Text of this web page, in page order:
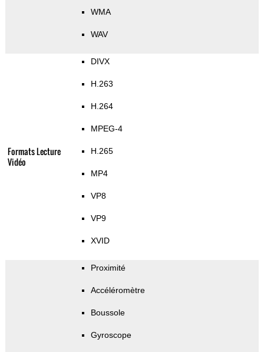
WMA
WAV
Formats Lecture
Vidéo
DIVX
H.263
H.264
MPEG-4
H.265
MP4
VP8
VP9
XVID
Proximité
Accéléromètre
Boussole
Gyroscope